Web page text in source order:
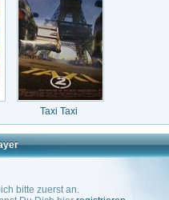
Taxi Taxi
bitte zuerst an.